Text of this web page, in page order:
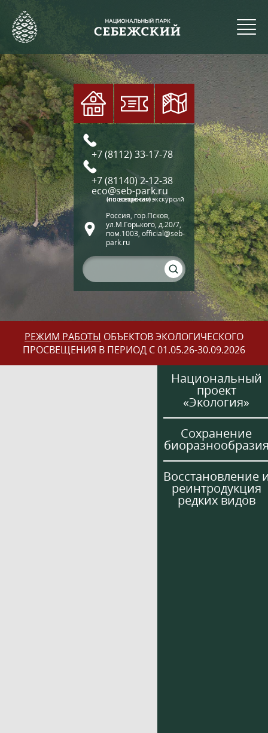
+7 (8112) 33-17-78
+7 (81140) 2-12-38
eco@seb-park.ru
(по вопросам экскурсий и посещения)
Россия, гор.Псков,
ул.М.Горького, д.20/7,
пом.1003, official@seb-
park.ru
РЕЖИМ РАБОТЫ ОБЪЕКТОВ ЭКОЛОГИЧЕСКОГО
ПРОСВЕЩЕНИЯ В ПЕРИОД С 01.05.26-30.09.2026
Национальный
проект
«Экология»
Сохранение
Восстановление
реинтродукция
редких видов